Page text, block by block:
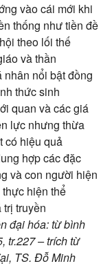
vào cái mới khi
thống như tiền đề
theo lối thế
vàthần
nhân nổi bậtđồng
thứcsinh
quan và cácgiá
lực nhưng thừa
có hiệu quả
hợp các đặc
vàcon người hiện
thực hiện thể
trị truyền
đạihóa: từbình
tr.227 – trích từ
, TS. Đỗ Minh